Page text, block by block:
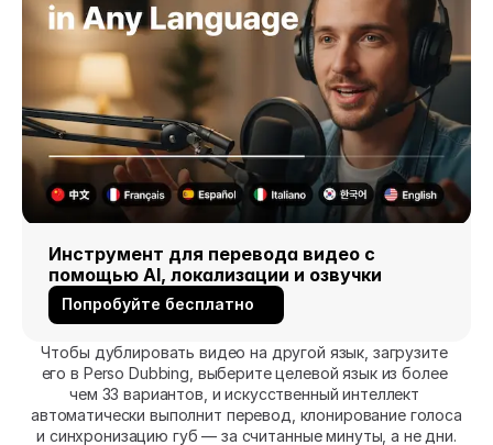
Инструмент для перевода видео с
помощью AI, локализации и озвучки
Попробуйте бесплатно
Чтобы дублировать видео на другой язык, загрузите
его в Perso Dubbing, выберите целевой язык из более
чем 33 вариантов, и искусственный интеллект
автоматически выполнит перевод, клонирование голоса
и синхронизацию губ — за считанные минуты, а не дни.